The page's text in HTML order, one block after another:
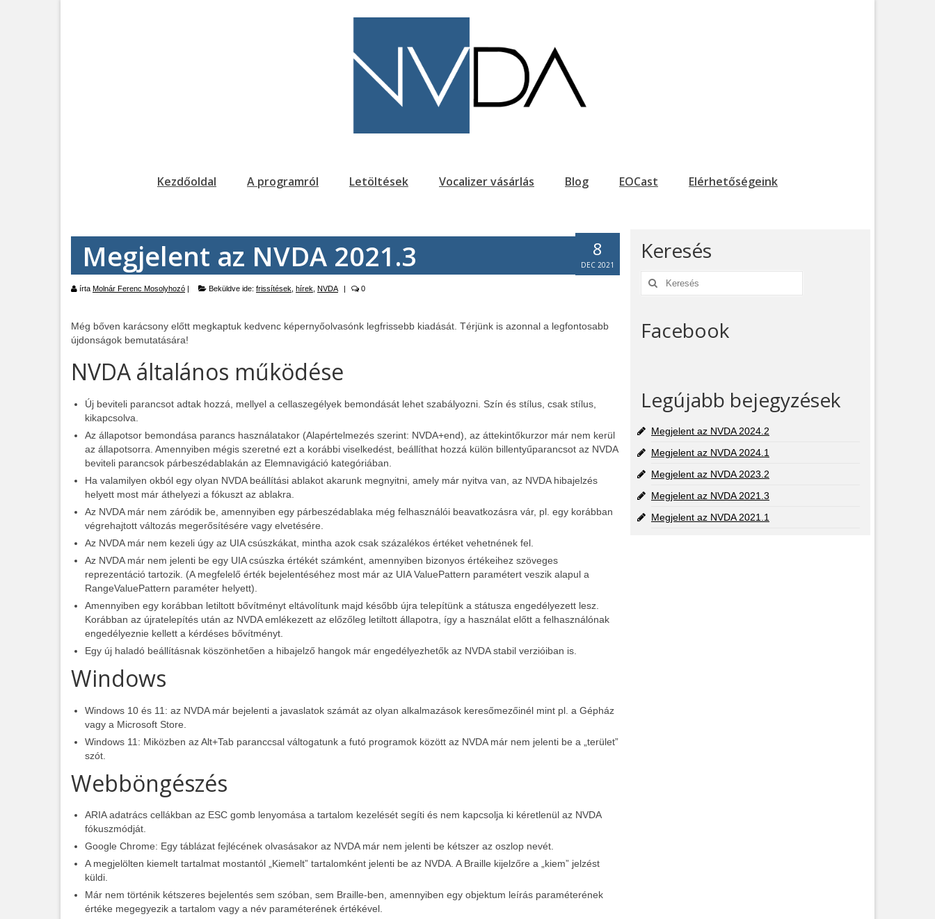
Kezdőoldal A programról Letöltések Vocalizer vásárlás Blog EOCast Elérhetőségeink
8
DEC 2021
Megjelent az NVDA 2021.3
írta Molnár Ferenc Mosolyhozó Beküldve ide: frissítések, hírek, NVDA 0
Még bőven karácsony előtt megkaptuk kedvenc képernyőolvasónk legfrissebb kiadását. Térjünk is azonnal a legfontosabb
újdonságok bemutatására!
NVDA általános működése
Új beviteli parancsot adtak hozzá, mellyel a cellaszegélyek bemondását lehet szabályozni. Szín és stílus, csak stílus,
kikapcsolva.
Az állapotsor bemondása parancs használatakor (Alapértelmezés szerint: NVDA+end), az áttekintőkurzor már nem kerül
az állapotsorra. Amennyiben mégis szeretné ezt a korábbi viselkedést, beállíthat hozzá külön billentyűparancsot az NVDA
beviteli parancsok párbeszédablakán az Elemnavigáció kategóriában.
Ha valamilyen okból egy olyan NVDA beállítási ablakot akarunk megnyitni, amely már nyitva van, az NVDA hibajelzés
helyett most már áthelyezi a fókuszt az ablakra.
Az NVDA már nem záródik be, amennyiben egy párbeszédablaka még felhasználói beavatkozásra vár, pl. egy korábban
végrehajtott változás megerősítésére vagy elvetésére.
Az NVDA már nem kezeli úgy az UIA csúszkákat, mintha azok csak százalékos értéket vehetnének fel.
Az NVDA már nem jelenti be egy UIA csúszka értékét számként, amennyiben bizonyos értékeihez szöveges
reprezentáció tartozik. (A megfelelő érték bejelentéséhez most már az UIA ValuePattern paramétert veszik alapul a
RangeValuePattern paraméter helyett).
Amennyiben egy korábban letiltott bővítményt eltávolítunk majd később újra telepítünk a státusza engedélyezett lesz.
Korábban az újratelepítés után az NVDA emlékezett az előzőleg letiltott állapotra, így a használat előtt a felhasználónak
engedélyeznie kellett a kérdéses bővítményt.
Egy új haladó beállításnak köszönhetően a hibajelző hangok már engedélyezhetők az NVDA stabil verzióiban is.
Windows
Windows 10 és 11: az NVDA már bejelenti a javaslatok számát az olyan alkalmazások keresőmezőinél mint pl. a Gépház
vagy a Microsoft Store.
Windows 11: Miközben az Alt+Tab paranccsal váltogatunk a futó programok között az NVDA már nem jelenti be a „terület”
szót.
Webböngészés
ARIA adatrács cellákban az ESC gomb lenyomása a tartalom kezelését segíti és nem kapcsolja ki kéretlenül az NVDA
fókuszmódját.
Google Chrome: Egy táblázat fejlécének olvasásakor az NVDA már nem jelenti be kétszer az oszlop nevét.
A megjelölten kiemelt tartalmat mostantól „Kiemelt” tartalomként jelenti be az NVDA. A Braille kijelzőre a „kiem” jelzést
küldi.
Már nem történik kétszeres bejelentés sem szóban, sem Braille-ben, amennyiben egy objektum leírás paraméterének
értéke megegyezik a tartalom vagy a név paraméterének értékével.
Keresés
Keresés:
Facebook
Legújabb bejegyzések
Megjelent az NVDA 2024.2
Megjelent az NVDA 2024.1
Megjelent az NVDA 2023.2
Megjelent az NVDA 2021.3
Megjelent az NVDA 2021.1